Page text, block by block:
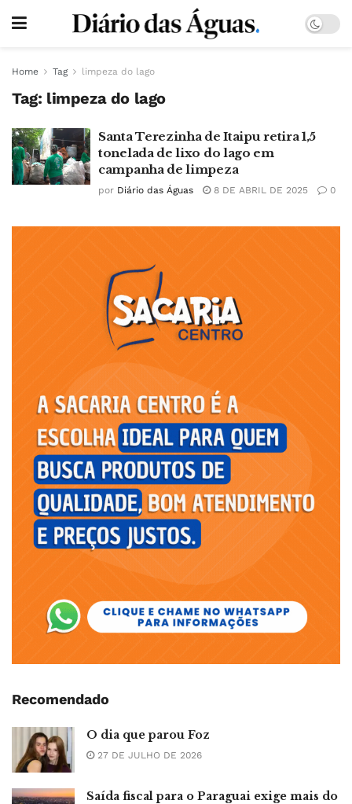
Home Tag limpeza do lago
Tag: limpeza do lago
Santa Terezinha de Itaipu retira 1,5
tonelada de lixo do lago em
campanha de limpeza
por Diário das Águas 8 DE ABRIL DE 2025 0
Recomendado
O dia que parou Foz
27 DE JULHO DE 2026
Saída fiscal para o Paraguai exige mais do